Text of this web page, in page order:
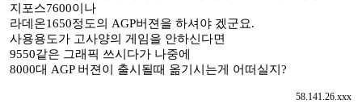
지포스7600이나
라데온1650정도의 AGP버젼을 하셔야 겠군요.
사용용도가 고사양의 게임을 안하신다면
9550같은 그래픽 쓰시다가 나중에
8000대 AGP 버젼이 출시될때 옮기시는게 어떠실지?
58.141.26.xxx